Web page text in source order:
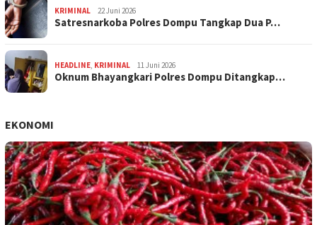
KRIMINAL 22 Juni 2026
Satresnarkoba Polres Dompu Tangkap Dua P…
HEADLINE KRIMINAL 11 Juni 2026
Oknum Bhayangkari Polres Dompu Ditangkap…
EKONOMI